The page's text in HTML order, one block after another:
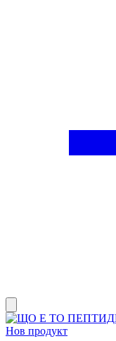
Нов продукт